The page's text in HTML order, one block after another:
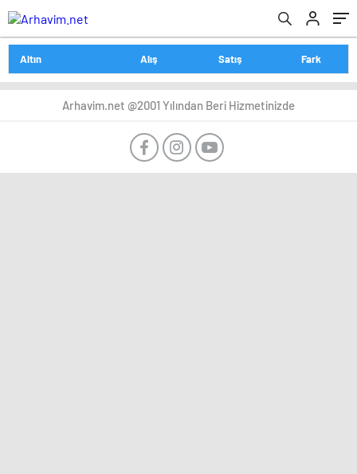
Altın Alış Satış Fark
Arhavim.net @2001 Yılından Beri Hizmetinizde